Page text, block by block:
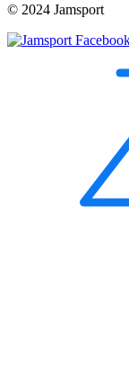
© 2024 Jamsport